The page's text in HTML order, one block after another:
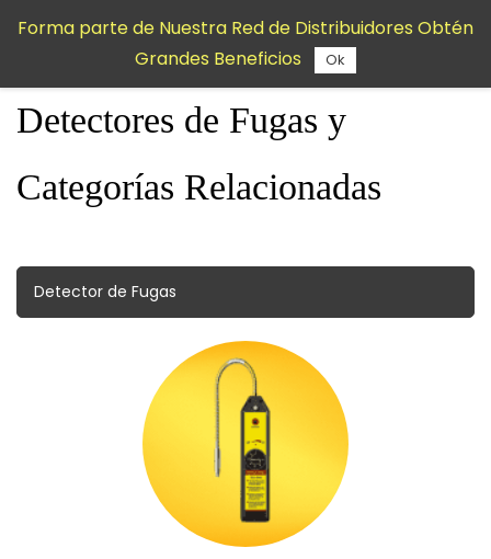
contenido
Detectores de Fugas y
Categorías Relacionadas
Detector de Fugas
Forma parte de Nuestra Red de Distribuidores Obtén
Grandes Beneficios
Ok